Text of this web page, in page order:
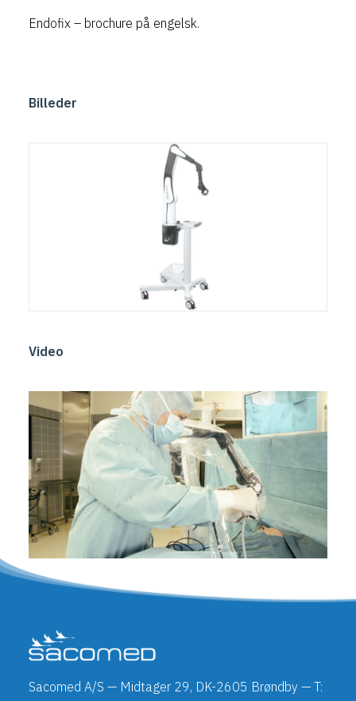
Endofix – brochure på engelsk.
Billeder
Video
Sacomed A/S — Midtager 29, DK-2605 Brøndby — T: